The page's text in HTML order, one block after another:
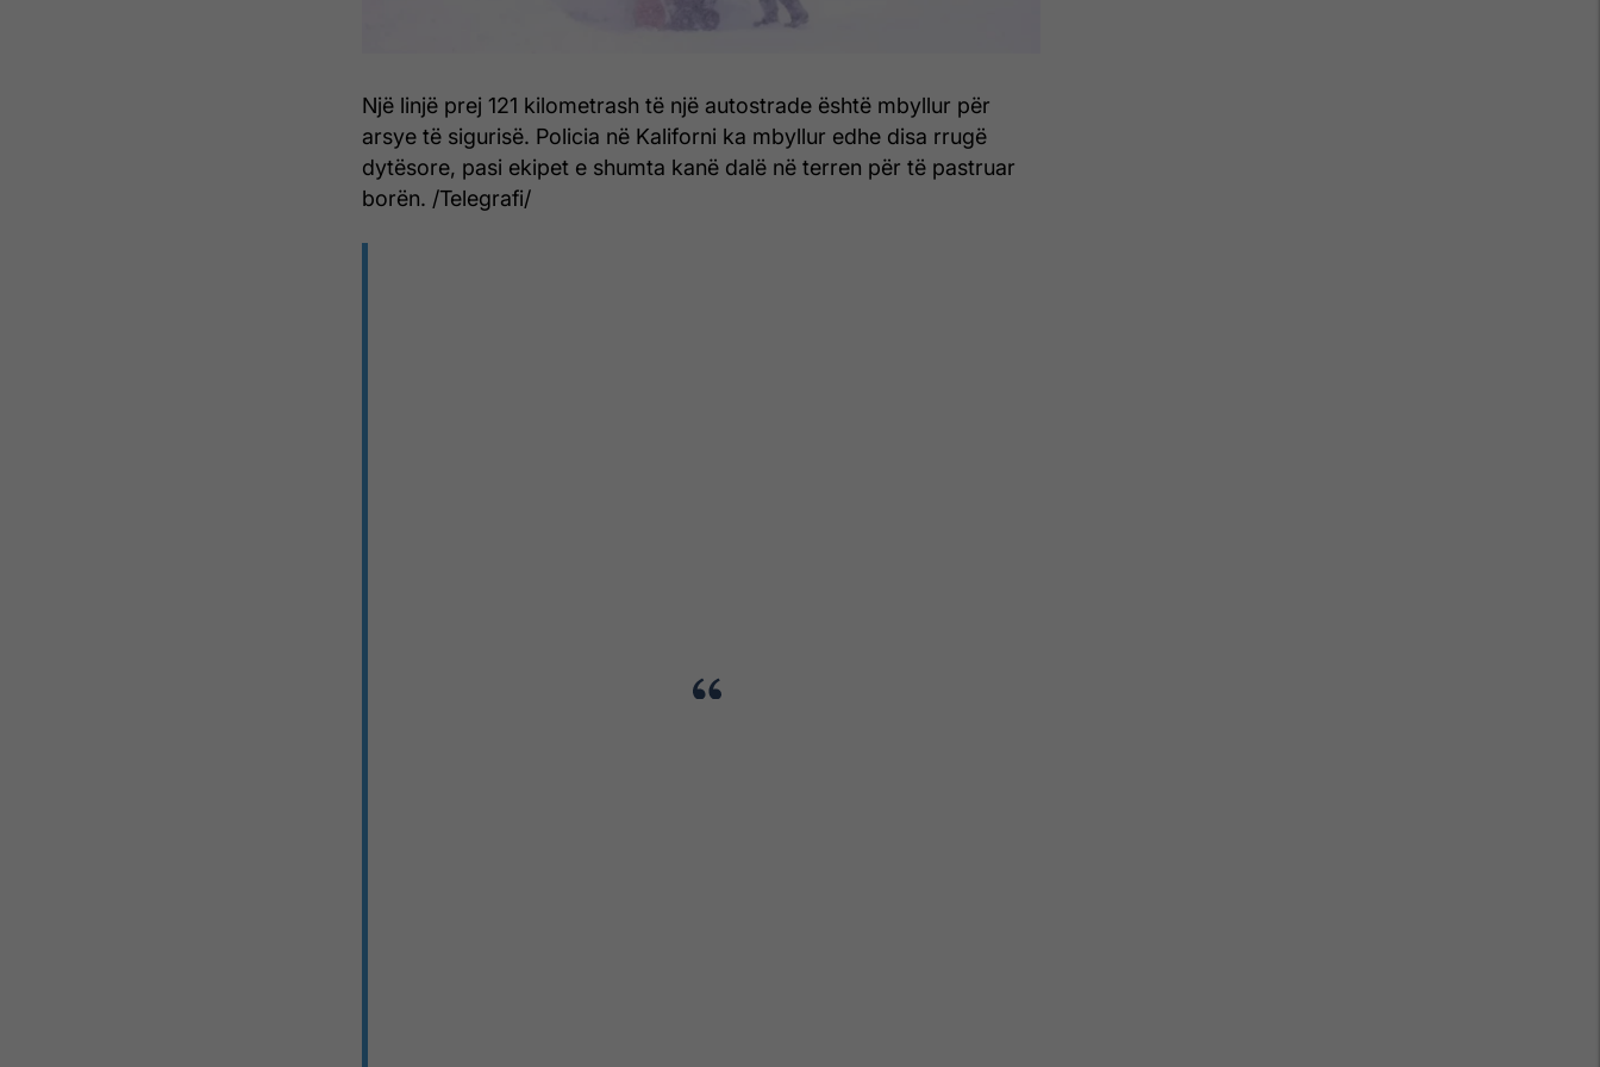
Një linjë prej 121 kilometrash të një autostrade është mbyllur për
arsye të sigurisë. Policia në Kaliforni ka mbyllur edhe disa rrugë
dytësore, pasi ekipet e shumta kanë dalë në terren për të pastruar
borën. /Telegrafi/